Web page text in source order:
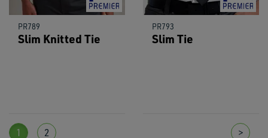
PR789
Slim Knitted Tie
PR793
Slim Tie
1 2 >